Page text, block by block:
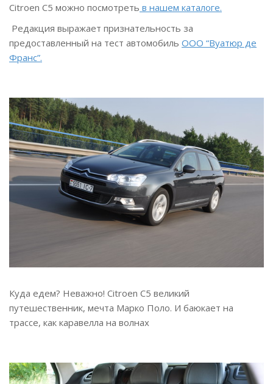
Citroen C5 можно посмотреть в нашем каталоге.
Редакция выражает признательность за
предоставленный на тест автомобиль ООО “Вуатюр де
Франс”.
Куда едем? Неважно! Citroen C5 великий
путешественник, мечта Марко Поло. И баюкает на
трассе, как каравелла на волнах